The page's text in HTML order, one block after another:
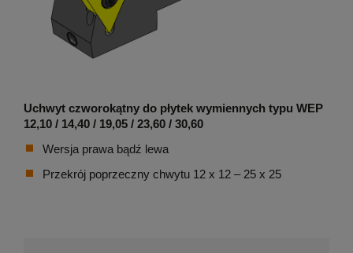
Uchwyt czworokątny do płytek wymiennych typu WEP
12,10 / 14,40 / 19,05 / 23,60 / 30,60
Wersja prawa bądź lewa
Przekrój poprzeczny chwytu 12 x 12 – 25 x 25